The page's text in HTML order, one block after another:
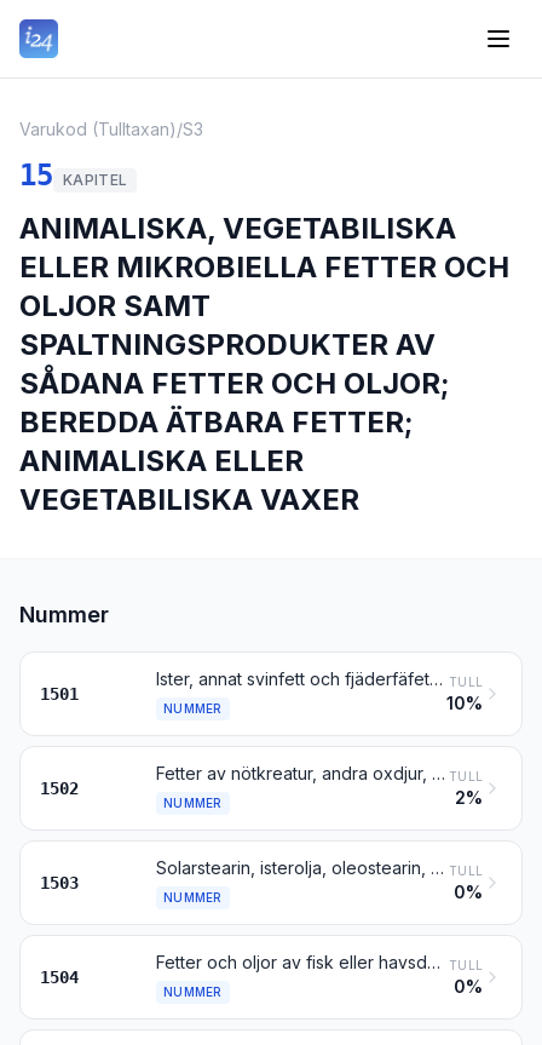
Varukod (Tulltaxan)/S3
15 KAPITEL
ANIMALISKA, VEGETABILISKA
ELLER MIKROBIELLA FETTER OCH
OLJOR SAMT
SPALTNINGSPRODUKTER AV
SÅDANA FETTER OCH OLJOR;
BEREDDA ÄTBARA FETTER;
ANIMALISKA ELLER
VEGETABILISKA VAXER
Nummer
1501
Ister, annat svinfett och fjäderfäfett, annat än sådant enligt nr 0209 och 1503
NUMMER
TULL
10%
1502
Fetter av nötkreatur, andra oxdjur, får eller getter, andra än sådana enligt nr 1503
NUMMER
TULL
2%
1503
Solarstearin, isterolja, oleostearin, oleomargarin och talgolja, inte emulgerade, blandade eller på annat sätt beredda
NUMMER
TULL
0%
1504
Fetter och oljor av fisk eller havsdäggdjur samt fraktioner av sådana fetter och oljor, även raffinerade men inte kemiskt modifierade
NUMMER
TULL
0%